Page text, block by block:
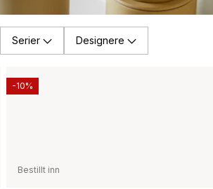
Serier Designere
Bestillt inn
-10%